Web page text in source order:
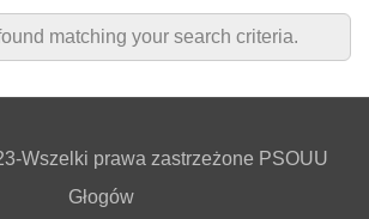
matching your search criteria.
Wszelki prawa zastrzeżone PSOUU
Głogów